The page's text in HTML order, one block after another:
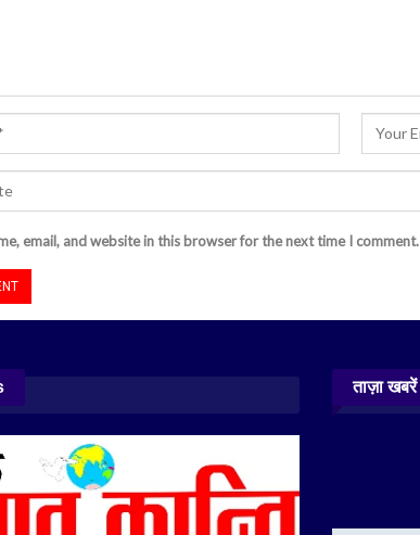
email, and website in this browser for the next time I comment.
ताज़ा खबरें